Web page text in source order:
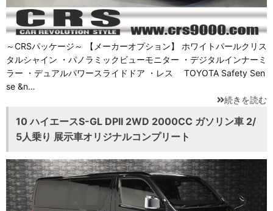
～CRSパッケージ～ 【メーカーオプション】 ホワイトパールクリス
タルシャイン ・パノラミックビューモニター ・デジタルインナーミ
ラー ・デュアルパワースライドドア ・レス TOYOTA Safety Sen
se &n…
続きを読む
10 ハイエースS-GL DPII 2WD 2000CC ガソリン車 2/
5人乗り 展示車オリジナルコンプリート